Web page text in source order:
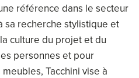
référence dans le secteur
sa recherche stylistique et
culture du projet et du
personnes et pour
Tacchini vise à